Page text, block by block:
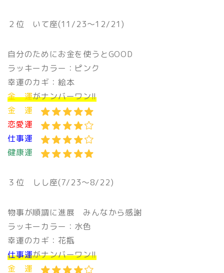
２位 いて座(11/23〜12/21)
自分のためにお金を使うとGOOD
ラッキーカラー：ピンク
幸運のカギ：絵本
金 運がナンバーワン!!
金 運
恋愛運
仕事運
健康運
３位 しし座(7/23〜8/22)
物事が順調に進展 みんなから感謝
ラッキーカラー：水色
幸運のカギ：花瓶
仕事運がナンバーワン!!
金 運